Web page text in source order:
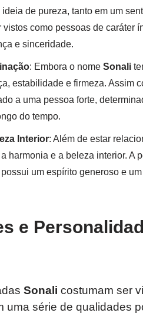
de pureza, tanto em um
vistos como pessoas de caráter
e sinceridade.
: Embora o nome Sonali
estabilidade e firmeza. Assim
a uma pessoa forte,
do tempo.
Interior: Além de estar
harmonia e a beleza interior. A
um espírito generoso e
e
Sonali costumam ser
uma série de qualidades